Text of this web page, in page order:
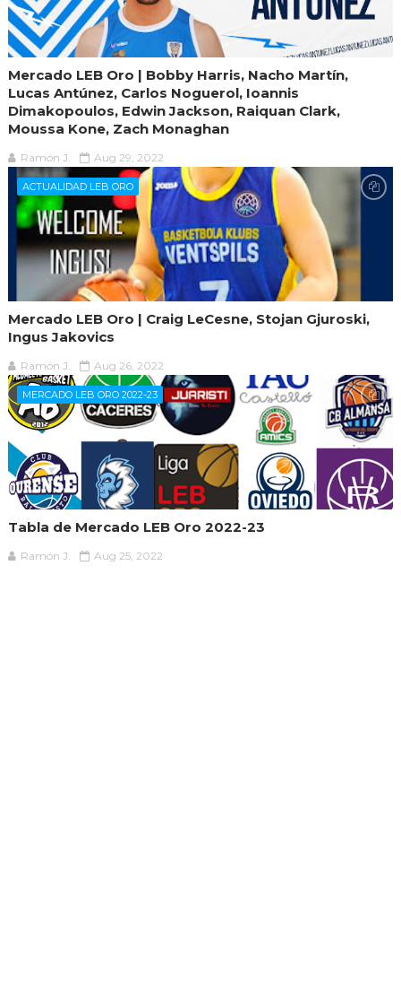
Mercado LEB Oro | Bobby Harris, Nacho Martín,
Lucas Antúnez, Carlos Noguerol, Ioannis
Dimakopoulos, Edwin Jackson, Raiquan Clark,
Moussa Kone, Zach Monaghan
Ramón J. Aug 29, 2022
ACTUALIDAD LEB ORO
Mercado LEB Oro | Craig LeCesne, Stojan Gjuroski,
Ingus Jakovics
Ramón J. Aug 26, 2022
MERCADO LEB ORO 2022-23
Tabla de Mercado LEB Oro 2022-23
Ramón J. Aug 25, 2022